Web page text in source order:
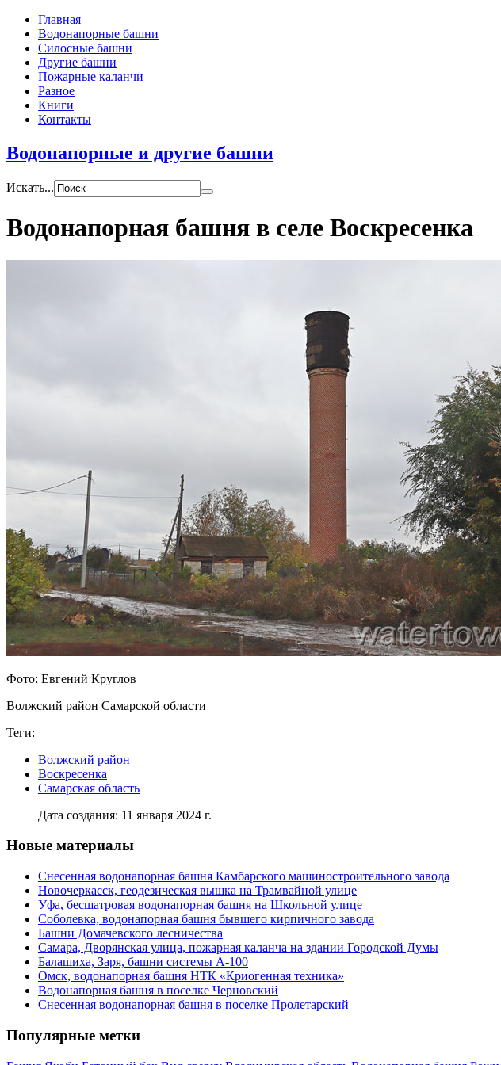
Главная
Водонапорные башни
Силосные башни
Другие башни
Пожарные каланчи
Разное
Книги
Контакты
Водонапорные и другие башни
Искать...
Водонапорная башня в селе Воскресенка
Фото: Евгений Круглов
Волжский район Самарской области
Теги:
Волжский район
Воскресенка
Самарская область
Дата создания: 11 января 2024 г.
Новые материалы
Снесенная водонапорная башня Камбарского машиностроительного завода
Новочеркасск, геодезическая вышка на Трамвайной улице
Уфа, бесшатровая водонапорная башня на Школьной улице
Соболевка, водонапорная башня бывшего кирпичного завода
Башни Домачевского лесничества
Самара, Дворянская улица, пожарная каланча на здании Городской Думы
Балашиха, Заря, башни системы А-100
Омск, водонапорная башня НТК «Криогенная техника»
Водонапорная башня в поселке Черновский
Снесенная водонапорная башня в поселке Пролетарский
Популярные метки